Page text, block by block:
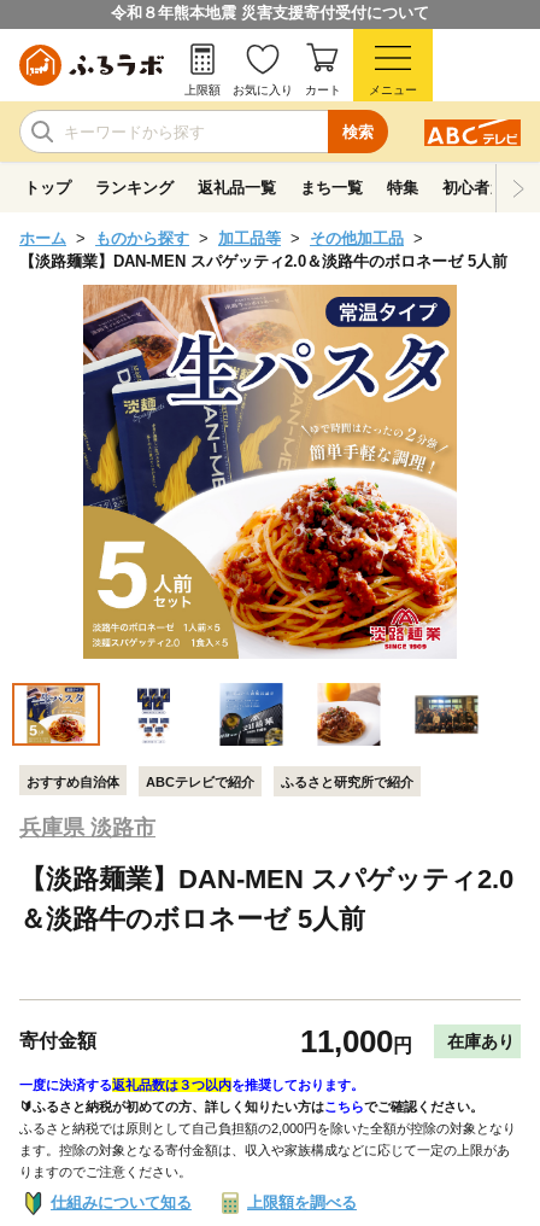
令和８年熊本地震 災害支援寄付受付について
検索
上限額 お気に入り カート メニュー
トップ ランキング 返礼品一覧 まち一覧 特集 初心者ガイド
ホーム ものから探す 加工品等
その他加工品
【淡路麺業】DAN-MEN スパゲッティ2.0＆淡路牛のボロネーゼ 5人前
おすすめ自治体 ABCテレビで紹介 ふるさと研究所で紹介
兵庫県 淡路市
【淡路麺業】DAN-MEN スパゲッティ2.0
＆淡路牛のボロネーゼ 5人前
寄付金額 11,000円 在庫あり
一度に決済する返礼品数は３つ以内を推奨しております。
🔰ふるさと納税が初めての方、詳しく知りたい方はこちらでご確認ください。
ふるさと納税では原則として自己負担額の2,000円を除いた全額が控除の対象となり
ます。控除の対象となる寄付金額は、収入や家族構成などに応じて一定の上限があ
りますのでご注意ください。
仕組みについて知る 上限額を調べる